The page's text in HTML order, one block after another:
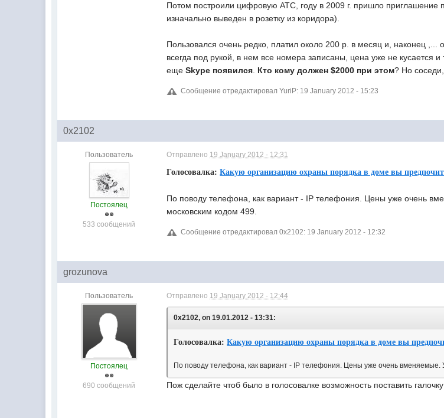
Потом построили цифровую АТС, году в 2009 г. пришло приглашение
изначально выведен в розетку из коридора).
Пользовался очень редко, платил около 200 р. в месяц и, наконец ,...
всегда под рукой, в нем все номера записаны, цена уже не кусается
еще Skype появился. Кто кому должен $2000 при этом? Но
Сообщение отредактировал YuriP: 19 January 2012 - 15:23
0x2102
Пользователь
Постоялец
533 сообщений
Отправлено 19 January 2012 - 12:31
Голосовалка:Какую организацию охраны порядка в доме вы
По поводу телефона, как вариант - IP телефония. Цены уже очень
московским кодом 499.
Сообщение отредактировал 0x2102: 19 January 2012 - 12:32
grozunova
Пользователь
Постоялец
690 сообщений
Отправлено 19 January 2012 - 12:44
0x2102, on 19.01.2012 - 13:31:
Голосовалка:Какую организацию охраны порядка в доме вы
По поводу телефона, как вариант - IP телефония. Цены уже очень вменяемые.
Пож сделайте чтоб было в голосовалке возможность поставить